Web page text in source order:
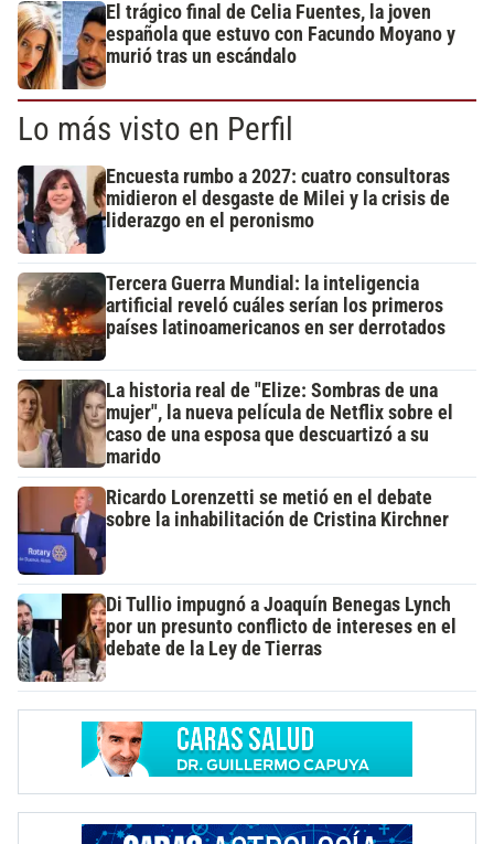
El trágico final de Celia Fuentes, la joven
española que estuvo con Facundo Moyano y
murió tras un escándalo
Lo más visto en Perfil
Encuesta rumbo a 2027: cuatro consultoras
midieron el desgaste de Milei y la crisis de
liderazgo en el peronismo
Tercera Guerra Mundial: la inteligencia
artificial reveló cuáles serían los primeros
países latinoamericanos en ser derrotados
La historia real de "Elize: Sombras de una
mujer", la nueva película de Netflix sobre el
caso de una esposa que descuartizó a su
marido
Ricardo Lorenzetti se metió en el debate
sobre la inhabilitación de Cristina Kirchner
Di Tullio impugnó a Joaquín Benegas Lynch
por un presunto conflicto de intereses en el
debate de la Ley de Tierras